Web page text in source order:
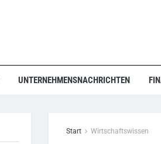
UNTERNEHMENSNACHRICHTEN
Start Wirtschaftswissen